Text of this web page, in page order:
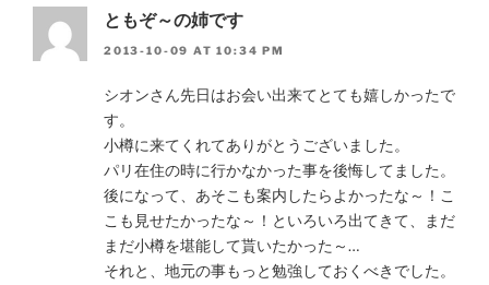
ともぞ～の姉です
2013-10-09 AT 10:34 PM
シオンさん先日はお会い出来てとても嬉しかったで
す。
小樽に来てくれてありがとうございました。
パリ在住の時に行かなかった事を後悔してました。
後になって、あそこも案内したらよかったな～！こ
こも見せたかったな～！といろいろ出てきて、まだ
まだ小樽を堪能して貰いたかった～…
それと、地元の事もっと勉強しておくべきでした。